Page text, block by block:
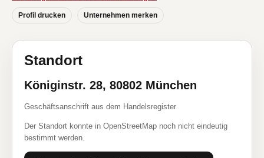
Profil drucken Unternehmen merken
Standort
Königinstr. 28, 80802 München
Geschäftsanschrift aus dem Handelsregister
Der Standort konnte in OpenStreetMap noch nicht eindeutig
bestimmt werden.